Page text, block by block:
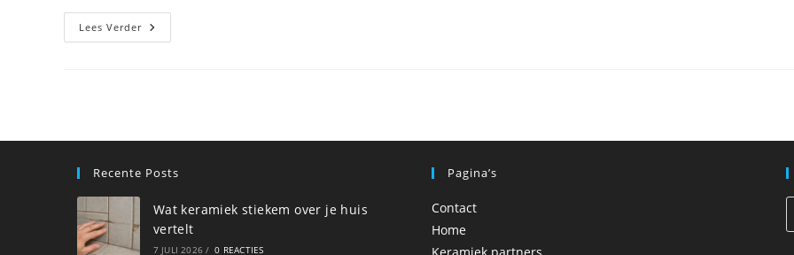
Lees VerderEnergiebesparing
Recente Posts
Wat keramiek stiekem over je huis
vertelt
7 JULI 2026 / 0 REACTIES
Pagina’s
Contact
Home